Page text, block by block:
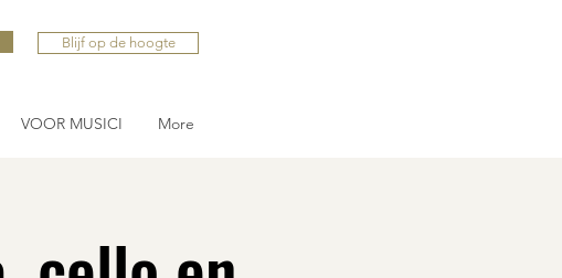
Blijf op de hoogte
VOOR MUSICI More